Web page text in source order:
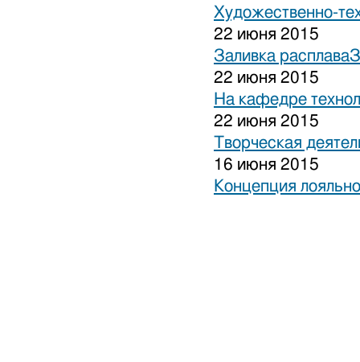
Художественно-
22 июня 2015
Заливка
22 июня 2015
На кафедре
22 июня 2015
Творческая
16 июня 2015
Концепция